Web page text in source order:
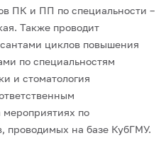
ПК и ПП по специальности –
Также проводит
циклов повышения
по специальностям
и стоматология
мероприятиях по
проводимых на базе КубГМУ.